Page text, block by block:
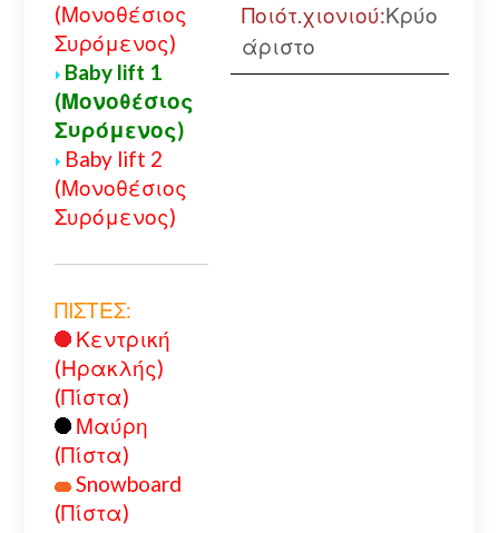
(Μονοθέσιος
Συρόμενος)
Baby lift 1
(Μονοθέσιος
Συρόμενος)
Baby lift 2
(Μονοθέσιος
Συρόμενος)
ΠΙΣΤΕΣ:
Κεντρική
(Ηρακλής)
(Πίστα)
Μαύρη
(Πίστα)
Snowboard
(Πίστα)
Ποιότ.χιονιού:Κρύο
άριστο